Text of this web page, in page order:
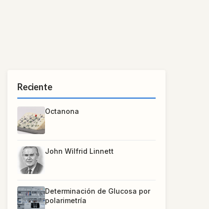
Reciente
Octanona
John Wilfrid Linnett
Determinación de Glucosa por
polarimetría